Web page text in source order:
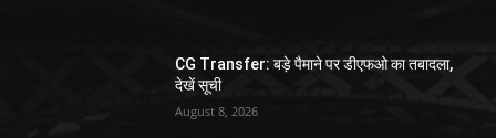
CG Transfer: बड़े पैमाने पर डीएफओ का तबादला,
देखें सूची
August 8, 2026